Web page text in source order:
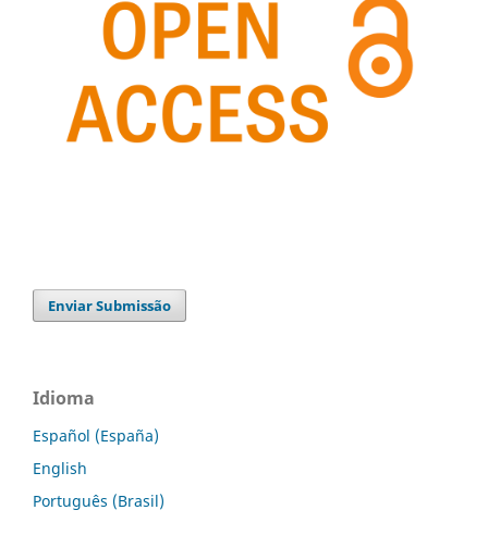
Enviar Submissão
Idioma
Español (España)
English
Português (Brasil)